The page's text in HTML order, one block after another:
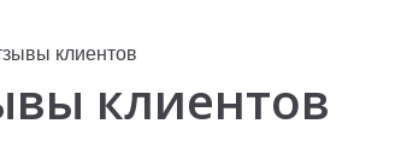
клиентов
клиентов